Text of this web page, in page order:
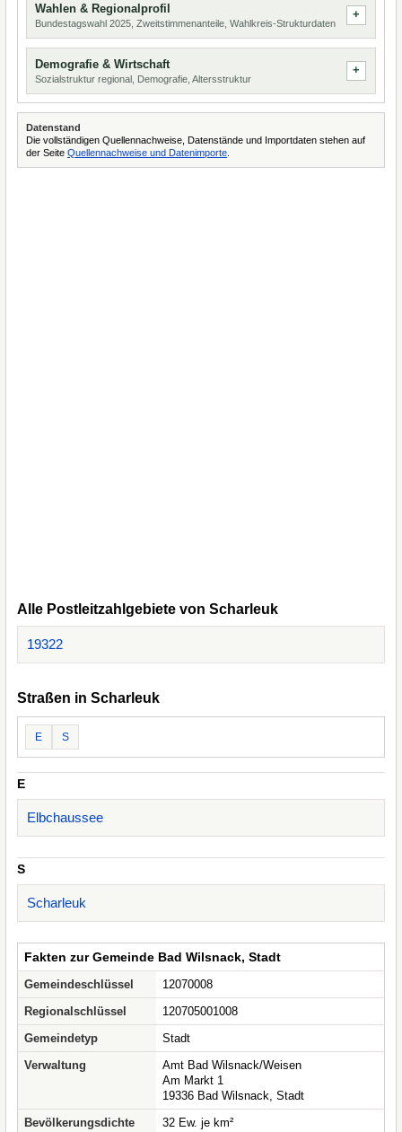
Wahlen & Regionalprofil
Bundestagswahl 2025, Zweitstimmenanteile, Wahlkreis-Strukturdaten
Demografie & Wirtschaft
Sozialstruktur regional, Demografie, Altersstruktur
Datenstand
Die vollständigen Quellennachweise, Datenstände und Importdaten stehen auf
der Seite Quellennachweise und Datenimporte
Alle Postleitzahlgebiete von Scharleuk
19322
Straßen in Scharleuk
E S
E
Elbchaussee
S
Scharleuk
Fakten zur Gemeinde Bad Wilsnack, Stadt
Gemeindeschlüssel
12070008
Regionalschlüssel
120705001008
Gemeindetyp
Stadt
Verwaltung
Amt Bad Wilsnack/Weisen
Am Markt 1
19336 Bad Wilsnack, Stadt
Bevölkerungsdichte
32 Ew. je km²